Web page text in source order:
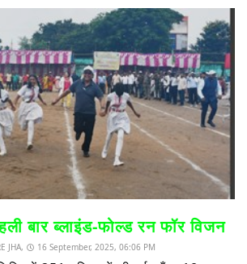
बार ब्लाइंड-फोल्ड रन फॉर विजन
JHA, 16 September, 2025, 06:06 PM